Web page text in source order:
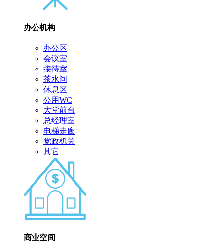
办公机构
办公区
会议室
接待室
茶水间
休息区
公用WC
大堂前台
总经理室
电梯走廊
党政机关
其它
商业空间